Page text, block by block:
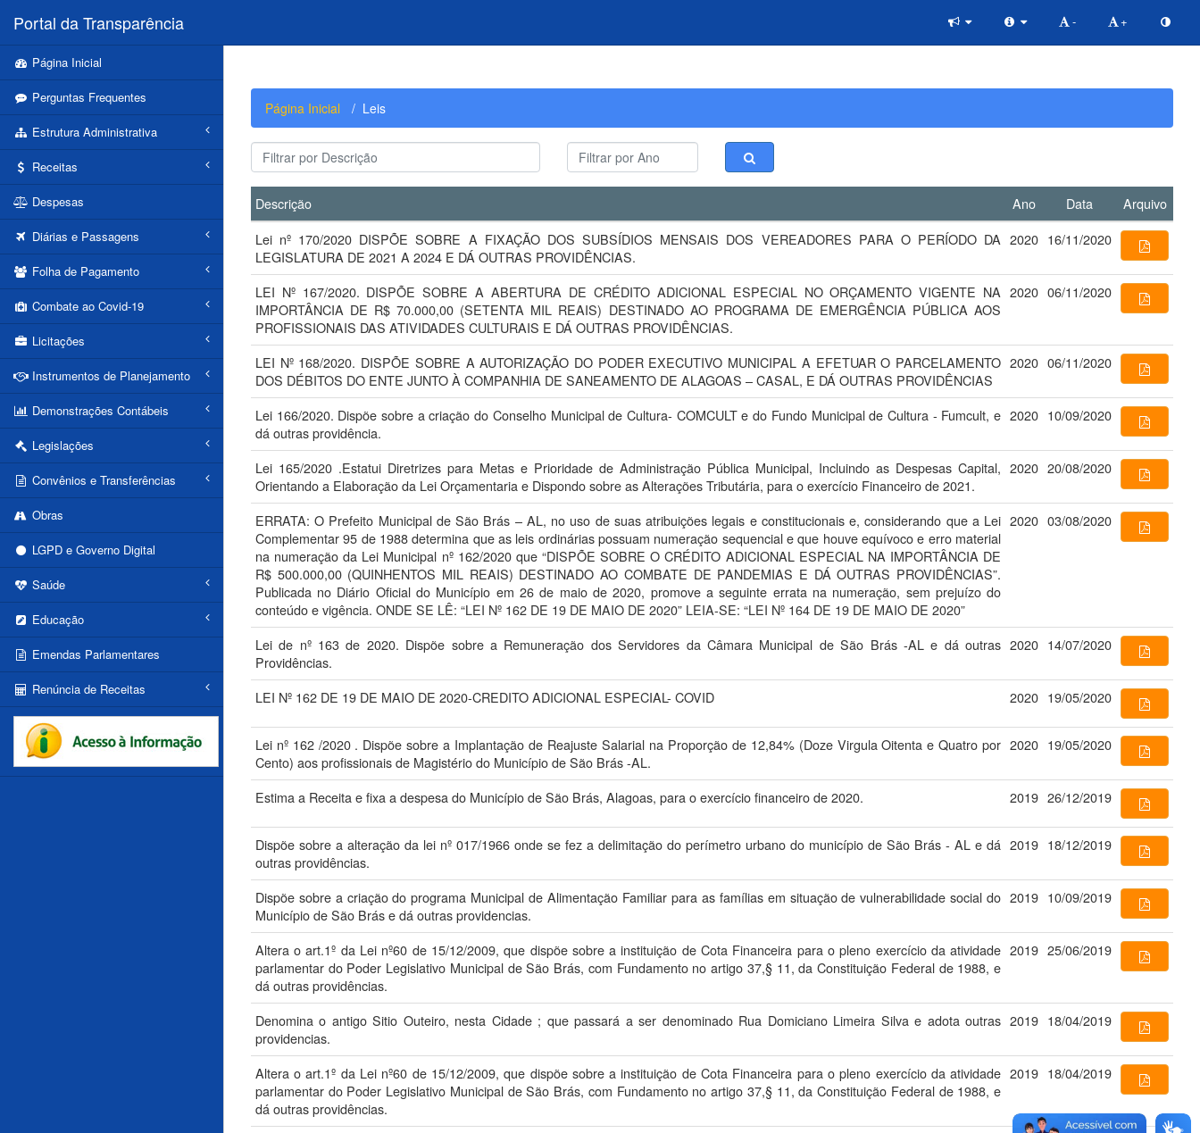
Portal da Transparência - +
Página Inicial
Perguntas Frequentes
Estrutura Administrativa
Receitas
Despesas
Diárias e Passagens
Folha de Pagamento
Combate ao Covid-19
Licitações
Instrumentos de Planejamento
Demonstrações Contábeis
Legislações
Convênios e Transferências
Obras
LGPD e Governo Digital
Saúde
Educação
Emendas Parlamentares
Renúncia de Receitas
Página Inicial Leis
Descrição Ano Data
Arquivo
Lei nº 170/2020 DISPÕE SOBRE A FIXAÇÃO DOS SUBSÍDIOS MENSAIS DOS VEREADORES PARA O PERÍODO DA
LEGISLATURA DE 2021 A 2024 E DÁ OUTRAS PROVIDÊNCIAS.
2020 16/11/2020
LEI Nº 167/2020. DISPÕE SOBRE A ABERTURA DE CRÉDITO ADICIONAL ESPECIAL NO ORÇAMENTO VIGENTE NA
IMPORTÂNCIA DE R$ 70.000,00 (SETENTA MIL REAIS) DESTINADO AO PROGRAMA DE EMERGÊNCIA PÚBLICA AOS
PROFISSIONAIS DAS ATIVIDADES CULTURAIS E DÁ OUTRAS PROVIDÊNCIAS.
2020 06/11/2020
LEI Nº 168/2020. DISPÕE SOBRE A AUTORIZAÇÃO DO PODER EXECUTIVO MUNICIPAL A EFETUAR O PARCELAMENTO
DOS DÉBITOS DO ENTE JUNTO À COMPANHIA DE SANEAMENTO DE ALAGOAS – CASAL, E DÁ OUTRAS PROVIDÊNCIAS
2020 06/11/2020
Lei 166/2020. Dispõe sobre a criação do Conselho Municipal de Cultura- COMCULT e do Fundo Municipal de Cultura - Fumcult, e
dá outras providência.
2020 10/09/2020
Lei 165/2020 .Estatui Diretrizes para Metas e Prioridade de Administração Pública Municipal, Incluindo as Despesas Capital,
Orientando a Elaboração da Lei Orçamentaria e Dispondo sobre as Alterações Tributária, para o exercício Financeiro de 2021.
2020 20/08/2020
ERRATA: O Prefeito Municipal de São Brás – AL, no uso de suas atribuições legais e constitucionais e, considerando que a Lei
Complementar 95 de 1988 determina que as leis ordinárias possuam numeração sequencial e que houve equívoco e erro material
na numeração da Lei Municipal nº 162/2020 que “DISPÕE SOBRE O CRÉDITO ADICIONAL ESPECIAL NA IMPORTÂNCIA DE
R$ 500.000,00 (QUINHENTOS MIL REAIS) DESTINADO AO COMBATE DE PANDEMIAS E DÁ OUTRAS PROVIDÊNCIAS”.
Publicada no Diário Oficial do Município em 26 de maio de 2020, promove a seguinte errata na numeração, sem prejuízo do
conteúdo e vigência. ONDE SE LÊ: “LEI Nº 162 DE 19 DE MAIO DE 2020” LEIA-SE: “LEI Nº 164 DE 19 DE MAIO DE 2020”
2020 03/08/2020
Lei de nº 163 de 2020. Dispõe sobre a Remuneração dos Servidores da Câmara Municipal de São Brás -AL e dá outras
Providências.
2020 14/07/2020
LEI Nº 162 DE 19 DE MAIO DE 2020-CREDITO ADICIONAL ESPECIAL- COVID 2020 19/05/2020
Lei nº 162 /2020 . Dispõe sobre a Implantação de Reajuste Salarial na Proporção de 12,84% (Doze Virgula Oitenta e Quatro por
Cento) aos profissionais de Magistério do Município de São Brás -AL.
2020 19/05/2020
Estima a Receita e fixa a despesa do Município de São Brás, Alagoas, para o exercício financeiro de 2020. 2019 26/12/2019
Dispõe sobre a alteração da lei nº 017/1966 onde se fez a delimitação do perímetro urbano do município de São Brás - AL e dá
outras providências.
2019 18/12/2019
Dispõe sobre a criação do programa Municipal de Alimentação Familiar para as famílias em situação de vulnerabilidade social do
Município de São Brás e dá outras providencias.
2019 10/09/2019
Altera o art.1º da Lei nº60 de 15/12/2009, que dispõe sobre a instituição de Cota Financeira para o pleno exercício da atividade
parlamentar do Poder Legislativo Municipal de São Brás, com Fundamento no artigo 37,§ 11, da Constituição Federal de 1988, e
dá outras providências.
2019 25/06/2019
Denomina o antigo Sitio Outeiro, nesta Cidade ; que passará a ser denominado Rua Domiciano Limeira Silva e adota outras
providencias.
2019 18/04/2019
Altera o art.1º da Lei nº60 de 15/12/2009, que dispõe sobre a instituição de Cota Financeira para o pleno exercício da atividade
parlamentar do Poder Legislativo Municipal de São Brás, com Fundamento no artigo 37,§ 11, da Constituição Federal de 1988, e
dá outras providências.
2019 18/04/2019